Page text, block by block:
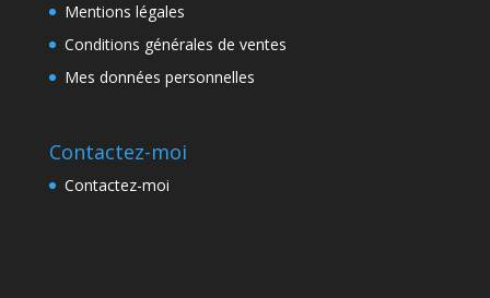
Mentions légales
Conditions générales de ventes
Mes données personnelles
Contactez-moi
Contactez-moi